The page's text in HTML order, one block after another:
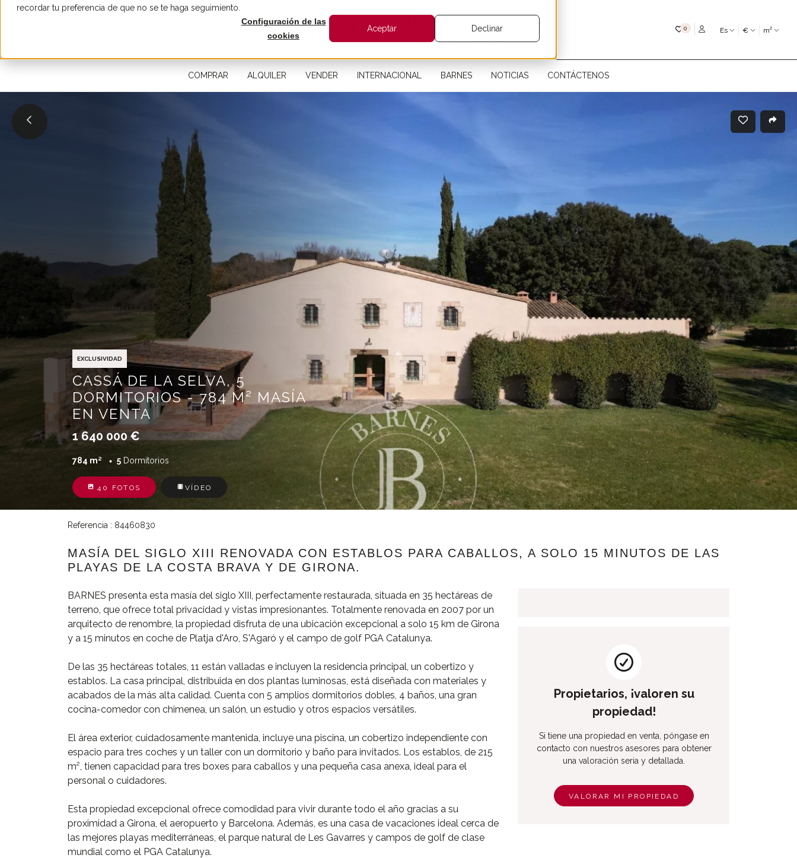
recordar tu preferencia de que no se te haga seguimiento.
Configuración de las
cookies
Aceptar Declinar 0Mis favoritosEs € m²
COMPRAR ALQUILER VENDER INTERNACIONAL BARNES NOTICIAS CONTÁCTENOS
EXCLUSIVIDAD
CASSÁ DE LA SELVA, 5
DORMITORIOS - 784 M² MASÍA
EN VENTA
1 640 000 €
784 m² 5 Dormitorios
40 FOTOS VÍDEO
Referencia : 84460830
MASÍA DEL SIGLO XIII RENOVADA CON ESTABLOS PARA CABALLOS, A SOLO 15 MINUTOS DE LAS
PLAYAS DE LA COSTA BRAVA Y DE GIRONA.
BARNES presenta esta masía del siglo XIII, perfectamente restaurada, situada en 35 hectáreas de
terreno, que ofrece total privacidad y vistas impresionantes. Totalmente renovada en 2007 por un
arquitecto de renombre, la propiedad disfruta de una ubicación excepcional a solo 15 km de Girona
y a 15 minutos en coche de Platja d'Aro, S'Agaró y el campo de golf PGA Catalunya.
De las 35 hectáreas totales, 11 están valladas e incluyen la residencia principal, un cobertizo y
establos. La casa principal, distribuida en dos plantas luminosas, está diseñada con materiales y
acabados de la más alta calidad. Cuenta con 5 amplios dormitorios dobles, 4 baños, una gran
cocina-comedor con chimenea, un salón, un estudio y otros espacios versátiles.
El área exterior, cuidadosamente mantenida, incluye una piscina, un cobertizo independiente con
espacio para tres coches y un taller con un dormitorio y baño para invitados. Los establos, de 215
m², tienen capacidad para tres boxes para caballos y una pequeña casa anexa, ideal para el
personal o cuidadores.
Esta propiedad excepcional ofrece comodidad para vivir durante todo el año gracias a su
proximidad a Girona, el aeropuerto y Barcelona. Además, es una casa de vacaciones ideal cerca de
las mejores playas mediterráneas, el parque natural de Les Gavarres y campos de golf de clase
mundial como el PGA Catalunya.
Propietarios, ¡valoren su
propiedad!
Si tiene una propiedad en venta, póngase en
contacto con nuestros asesores para obtener
una valoración seria y detallada.
VALORAR MI PROPIEDAD